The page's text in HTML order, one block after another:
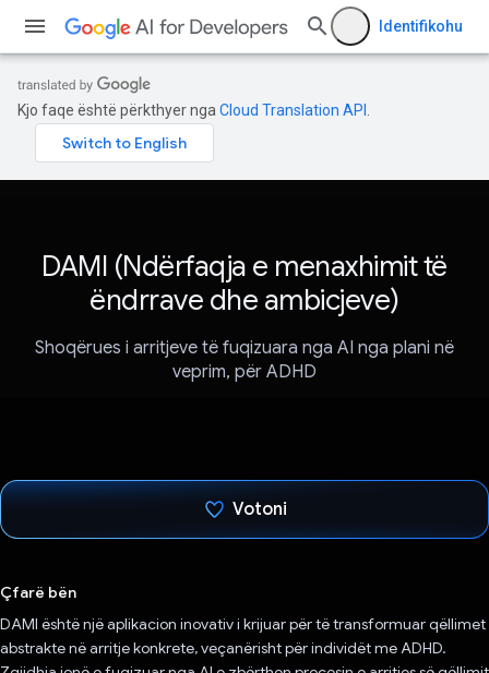
Identifikohu
Kjo faqe është përkthyer nga Cloud Translation API
DAMI (Ndërfaqja e menaxhimit të
ëndrrave dhe ambicjeve)
Shoqërues i arritjeve të fuqizuara nga AI nga plani në
veprim, për ADHD
Votoni
Çfarë bën
DAMI është një aplikacion inovativ i krijuar për të transformuar qëllimet
abstrakte në arritje konkrete, veçanërisht për individët me ADHD.